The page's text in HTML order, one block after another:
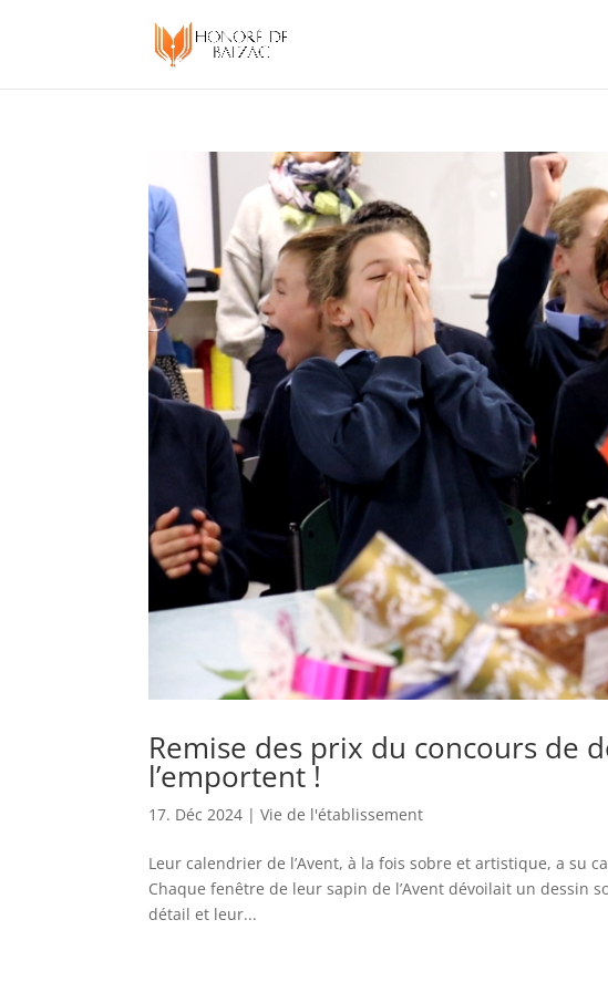
Remise des prix du concours de
l’emportent !
17. Déc 2024 |Vie de l'établissement
Leur calendrier de l’Avent, à la fois sobre et artistique, a su
Chaque fenêtre de leur sapin de l’Avent dévoilait un dessin
détail et leur...